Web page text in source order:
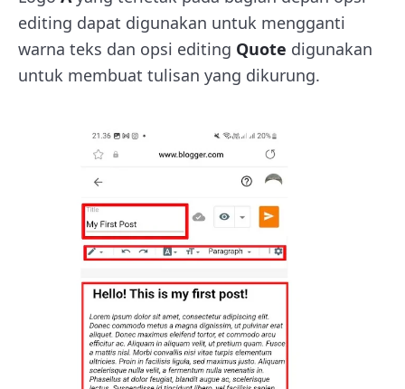
editing dapat digunakan untuk mengganti
warna teks dan opsi editing Quote digunakan
untuk membuat tulisan yang dikurung.